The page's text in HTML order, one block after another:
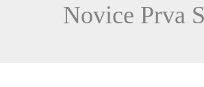
Novice Prva